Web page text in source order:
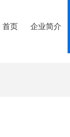
首页 企业简介